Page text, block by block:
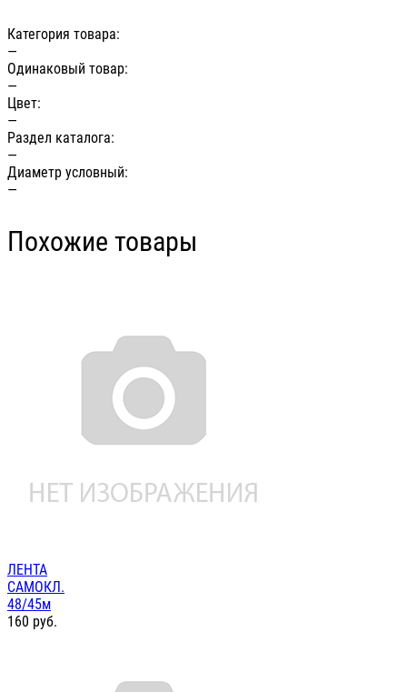
Категория товара:
—
Одинаковый товар:
—
Цвет:
—
Раздел каталога:
—
Диаметр условный:
—
Похожие товары
ЛЕНТА
САМОКЛ.
48/45м
160 руб.